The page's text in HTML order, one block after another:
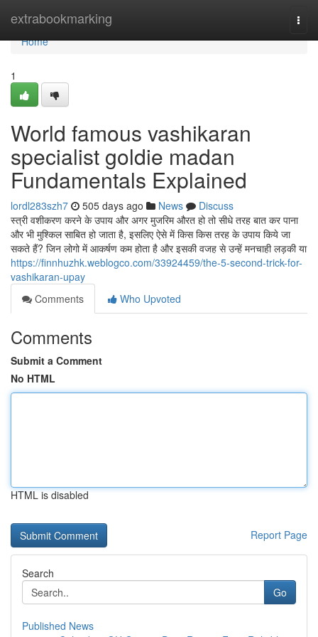
extrabookmarking
Home
Home
1
World famous vashikaran
specialist goldie madan
Fundamentals Explained
lordl283szh7 505 days ago News
Discuss
स्त्री वशीकरण करने के उपाय और अगर मुजरिम औरत हो तो सीधे तरह बात कर पाना
और भी मुश्किल साबित हो जाता है, इसलिए ऐसे में किस किस तरह के उपाय किये जा
सकते हैं? जिन लोगो में आकर्षण कम होता है और इसकी वजह से उन्हें मनचाही लड़की या
https://finnhuzhk.weblogco.com/33924459/the-5-second-trick-for-
vashikaran-upay
Comments
Who Upvoted
Comments
Submit a Comment
No HTML
HTML is disabled
Report Page
Search
Go
Published News